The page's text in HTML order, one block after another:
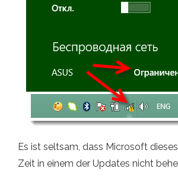
Es ist seltsam, dass Microsoft
Zeit in einem der Updates nicht